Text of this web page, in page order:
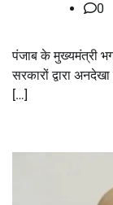
0
पंजाब के मुख्यमंत्री
सरकारों द्वारा
[…]